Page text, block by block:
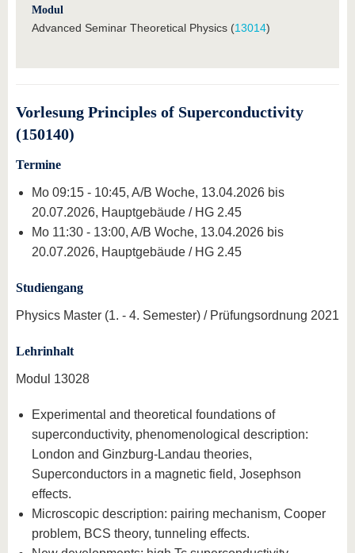
Modul
Advanced Seminar Theoretical Physics (13014)
Vorlesung Principles of Superconductivity
(150140)
Termine
Mo 09:15 - 10:45, A/B Woche, 13.04.2026 bis
20.07.2026, Hauptgebäude / HG 2.45
Mo 11:30 - 13:00, A/B Woche, 13.04.2026 bis
20.07.2026, Hauptgebäude / HG 2.45
Studiengang
Physics Master (1. - 4. Semester) / Prüfungsordnung 2021
Lehrinhalt
Modul 13028
Experimental and theoretical foundations of
superconductivity, phenomenological description:
London and Ginzburg-Landau theories,
Superconductors in a magnetic field, Josephson
effects.
Microscopic description: pairing mechanism, Cooper
problem, BCS theory, tunneling effects.